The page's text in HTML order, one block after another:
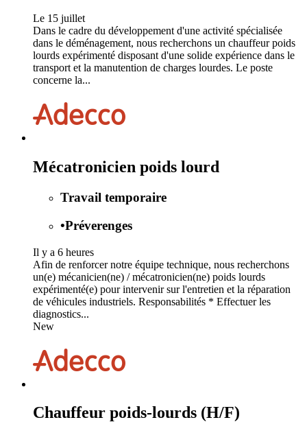
Le 15 juillet
Dans le cadre du développement d'une activité spécialisée
dans le déménagement, nous recherchons un chauffeur poids
lourds expérimenté disposant d'une solide expérience dans le
transport et la manutention de charges lourdes. Le poste
concerne la...
Mécatronicien poids lourd
Travail temporaire
•Préverenges
Il y a 6 heures
Afin de renforcer notre équipe technique, nous recherchons
un(e) mécanicien(ne) / mécatronicien(ne) poids lourds
expérimenté(e) pour intervenir sur l'entretien et la réparation
de véhicules industriels. Responsabilités * Effectuer les
diagnostics...
New
Chauffeur poids-lourds (H/F)